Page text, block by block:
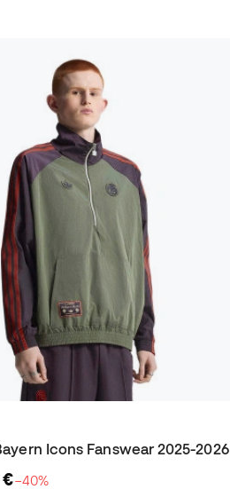
Icons Fanswear 2025-2026
€−40%